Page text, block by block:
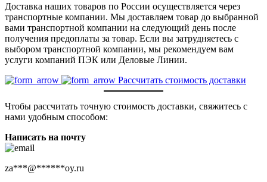
Доставка наших товаров по России осуществляется через
транспортные компании. Мы доставляем товар до выбранной
вами транспортной компании на следующий день после
получения предоплаты за товар. Если вы затрудняетесь с
выбором транспортной компании, мы рекомендуем вам
услуги компаний ПЭК или Деловые Линии.
Рассчитать стоимость доставки
Чтобы рассчитать точную стоимость доставки, свяжитесь с
нами удобным способом:
Написать на почту
za***@******oy.ru